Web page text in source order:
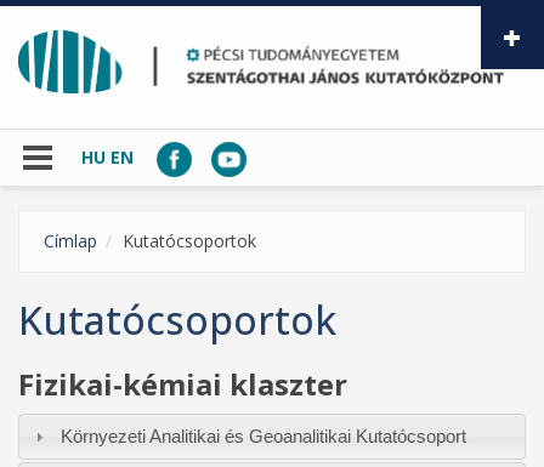
Ugrás a tartalomra
HU EN
Címlap Kutatócsoportok
Kutatócsoportok
Fizikai-kémiai klaszter
Környezeti Analitikai és Geoanalitikai Kutatócsoport